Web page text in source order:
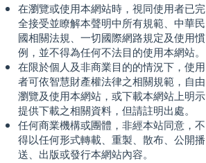
在瀏覽或使用本網站時，視同使用者已完
全接受並瞭解本聲明中所有規範、中華民
國相關法規、一切國際網路規定及使用慣
例，並不得為任何不法目的使用本網站。
在限於個人及非商業目的的情況下，使用
者可依智慧財產權法律之相關規範，自由
瀏覽及使用本網站，或下載本網站上明示
提供下載之相關資料，但請註明出處。
任何商業機構或團體，非經本站同意，不
得以任何形式轉載、重製、散布、公開播
送、出版或發行本網站內容。